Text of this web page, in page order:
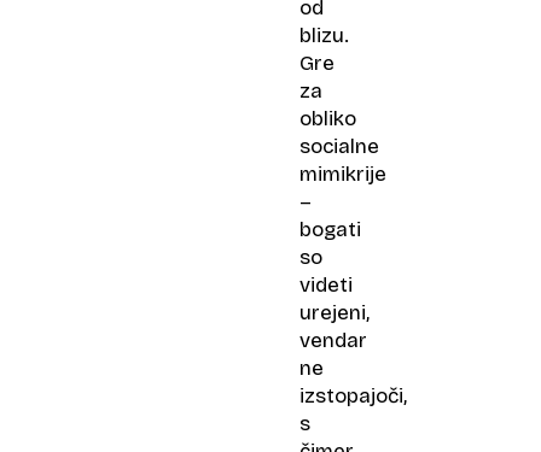
od
blizu.
Gre
za
obliko
socialne
mimikrije
–
bogati
so
videti
urejeni,
vendar
ne
izstopajoči,
s